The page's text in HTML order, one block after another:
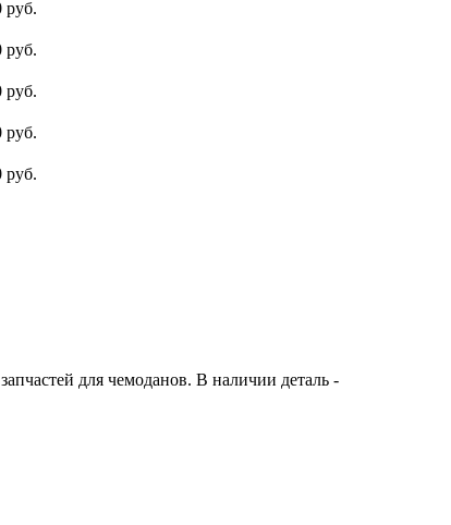
руб.
руб.
руб.
руб.
руб.
для чемоданов. В наличии деталь -